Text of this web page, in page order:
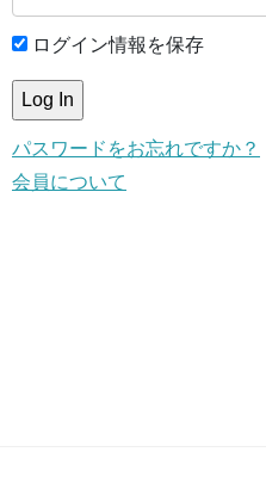
ログイン情報を保存
パスワードをお忘れですか？
会員について